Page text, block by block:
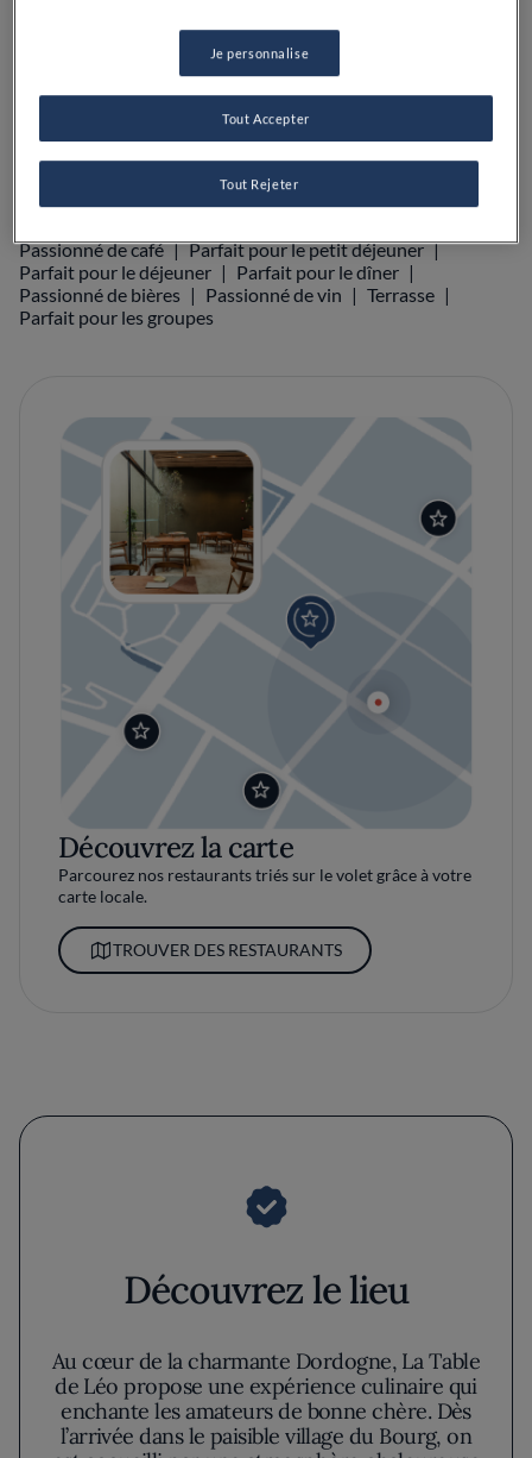
Guide Michelin
Guides gastronomiques
AFFICHER PLUS
ÉQUIPEMENTS
Passionné de café
Parfait pour le petit déjeuner
Parfait pour le déjeuner
Parfait pour le dîner
Passionné de bières
Passionné de vin
Terrasse
Parfait pour les groupes
Découvrez la carte
Parcourez nos restaurants triés sur le volet grâce à votre
carte locale.
TROUVER DES RESTAURANTS
Découvrez le lieu
Au cœur de la charmante Dordogne, La Table
de Léo propose une expérience culinaire qui
enchante les amateurs de bonne chère. Dès
l’arrivée dans le paisible village du Bourg, on
Je personnalise
Tout Rejeter
Tout Accepter